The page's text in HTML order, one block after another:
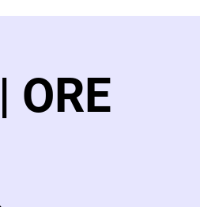
ORE